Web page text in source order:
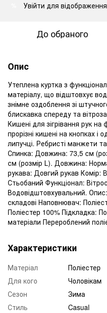
Увійти для
До обраного
Опис
Утеплена куртка з
матеріалу, що відштовхує
знімне оздоблення зі
блискавка спереду та
Кишені для зігрівання рук на
прорізні кишені на кнопках і
липучці. Ребристі манжети
Спинка: Довжина: 73,5 см
см (розмір L). Довжина:
рукава: Довгий рукав Комір:
Стьобаний Функціонал:
Водовідштовхувальний.
складові Наповнювач:
Поліестер 100% Підкладка:
матеріали Перероблений
Характеристики
Матеріал
Поліестер
Для кого
Чоловікам
Сезон
Зима
Стиль
Casual